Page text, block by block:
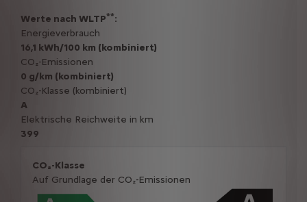
Werte nach WLTP**:
Energieverbrauch
16,1 kWh/100 km (kombiniert)
CO₂-Emissionen
0 g/km (kombiniert)
CO₂-Klasse (kombiniert)
A
Elektrische Reichweite in km
399
CO₂-Klasse
Auf Grundlage der CO₂-Emissionen